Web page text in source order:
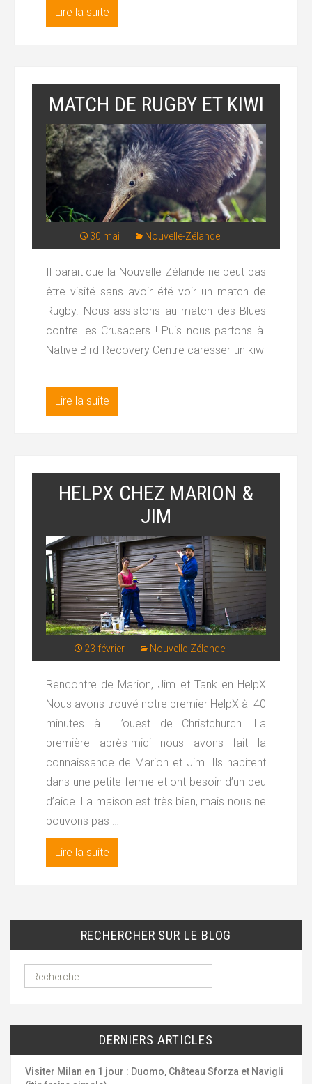
Lire la suite
MATCH DE RUGBY ET KIWI
30 mai Nouvelle-Zélande
Il parait que la Nouvelle-Zélande ne peut pas
être visité sans avoir été voir un match de
Rugby. Nous assistons au match des Blues
contre les Crusaders ! Puis nous partons à
Native Bird Recovery Centre caresser un kiwi
!
Lire la suite
HELPX CHEZ MARION &
JIM
23 février Nouvelle-Zélande
Rencontre de Marion, Jim et Tank en HelpX
Nous avons trouvé notre premier HelpX à 40
minutes à l’ouest de Christchurch. La
première après-midi nous avons fait la
connaissance de Marion et Jim. Ils habitent
dans une petite ferme et ont besoin d’un peu
d’aide. La maison est très bien, mais nous ne
pouvons pas …
Lire la suite
RECHERCHER SUR LE BLOG
e
e
c
h
DERNIERS ARTICLES
Visiter Milan en 1 jour : Duomo, Château Sforza et Navigli